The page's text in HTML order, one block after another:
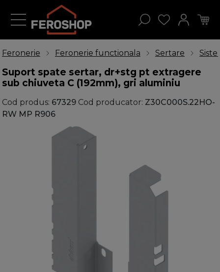
Feronerie Feronerie functionala Sertare
Suport spate sertar, dr+stg pt extragere
sub chiuveta C (192mm), gri aluminiu
Cod produs: 67329 Cod producator: Z30C000S.22HO-
RW MP R906